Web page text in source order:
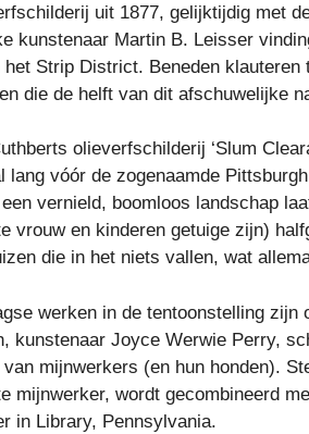
uit 1877, gelijktijdig met
kunstenaar Martin B. Leisser
het Strip District. Beneden
die de helft van dit afschuwelijke
olieverfschilderij ‘Slum
lang vóór de zogenaamde
vernield, boomloos landschap
vrouw en kinderen getuige zijn)
die in het niets vallen, wat
werken in de tentoonstelling zijn
kunstenaar Joyce Werwie Perry,
mijnwerkers (en hun honden).
mijnwerker, wordt gecombineerd
in Library, Pennsylvania.